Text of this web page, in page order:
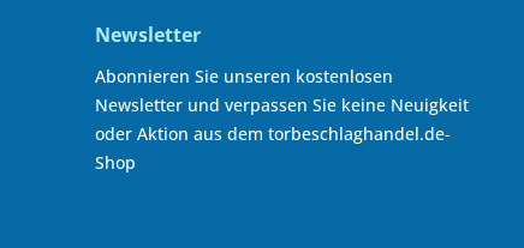
Newsletter
Abonnieren Sie unseren kostenlosen
Newsletter und verpassen Sie keine Neuigkeit
oder Aktion aus dem torbeschlaghandel.de-
Shop